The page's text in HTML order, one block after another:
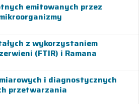
emitowanych przez
z wykorzystaniem
(FTIR) i Ramana
i diagnostycznych
przetwarzania